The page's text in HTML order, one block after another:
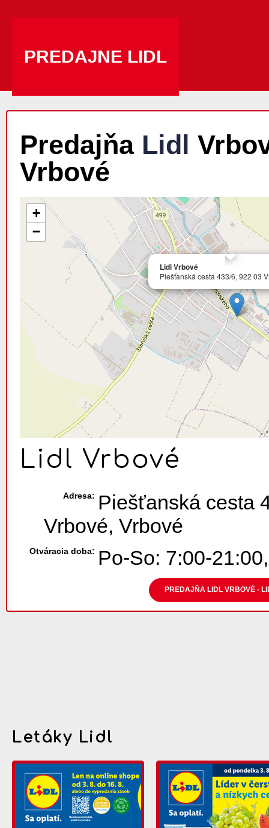
PREDAJNE LIDL
Predajňa Lidl
Vrbové
Lidl Vrbové
Piešťanská cesta 433/6, 922 03
+
−
Lidl Vrbové
Adresa: Piešťanská cesta
Vrbové, Vrbové
Otváracia doba: Po-So: 7:00-
PREDAJŇA LIDL VRBOVÉ -
Letáky Lidl